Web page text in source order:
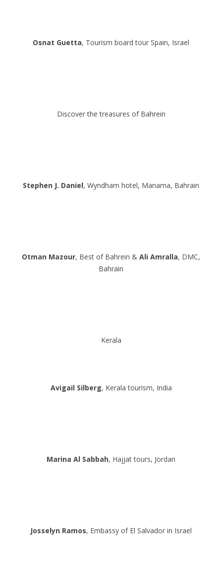
Osnat Guetta, Tourism board tour Spain, Israel
Discover the treasures of Bahrein
Stephen J. Daniel, Wyndham hotel, Manama, Bahrain
Otman Mazour, Best of Bahrein & Ali Amralla, DMC,
Bahrain
Kerala
Avigail Silberg, Kerala tourism, India
Marina Al Sabbah, Hajjat tours, Jordan
Josselyn Ramos, Embassy of El Salvador in Israel